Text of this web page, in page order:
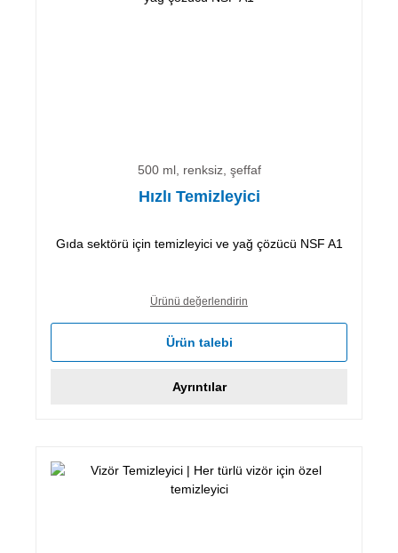
500 ml, renksiz, şeffaf
Hızlı Temizleyici
Gıda sektörü için temizleyici ve yağ çözücü NSF A1
Ürünü değerlendirin
Ürün talebi
Ayrıntılar